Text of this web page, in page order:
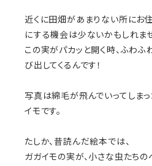
近くに田畑があまりない所にお
にする機会は少ないかもしれま
この実がパカッと開く時、ふわふ
び出してくるんです！
写真は綿毛が飛んでいってしま
イモです。
たしか、昔読んだ絵本では、
ガガイモの実が、小さな虫たちの